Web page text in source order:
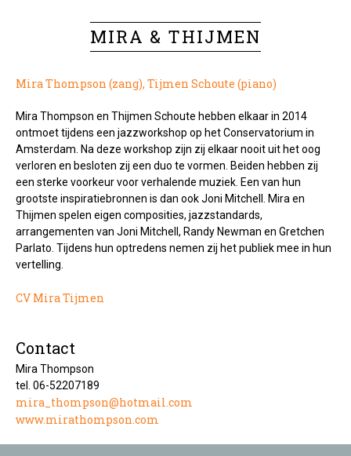
MIRA & THIJMEN
Mira Thompson (zang), Tijmen Schoute (piano)
Mira Thompson en Thijmen Schoute hebben elkaar in 2014
ontmoet tijdens een jazzworkshop op het Conservatorium in
Amsterdam. Na deze workshop zijn zij elkaar nooit uit het oog
verloren en besloten zij een duo te vormen. Beiden hebben zij
een sterke voorkeur voor verhalende muziek. Een van hun
grootste inspiratiebronnen is dan ook Joni Mitchell. Mira en
Thijmen spelen eigen composities, jazzstandards,
arrangementen van Joni Mitchell, Randy Newman en Gretchen
Parlato. Tijdens hun optredens nemen zij het publiek mee in hun
vertelling.
CV Mira Tijmen
Contact
Mira Thompson
tel. 06-52207189
mira_thompson@hotmail.com
www.mirathompson.com